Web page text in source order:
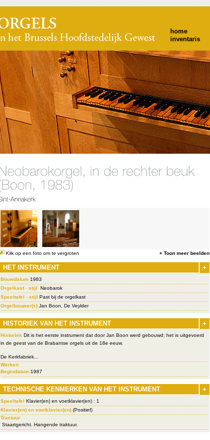
home
inventaris
Klik op een foto om te vergroten + Toon meer beelden
+
HET INSTRUMENT
Bouwdatum 1983
Orgelkast - stijl
Neobarok
Speeltafel - stijl Past bij de orgelkast
Orgelbouwer(s) Jan Boon, De Veylder
+
HISTORIEK VAN HET INSTRUMENT
Historiek Dit is het eerste instrument dat door Jan Boon werd gebouwd; het is uitgevoerd
in de geest van de Brabantse orgels uit de 18e eeuw.
De Kerkfabriek...
Werken
Begindatum 1987
+
TECHNISCHE KENMERKEN VAN HET INSTRUMENT
Speeltafel Klavier(en) en voetklavier(en) : 1
Klavier(en) en voetklavier(en) (Positief)
Tractuur
Staartgericht. Hangende traktuur.